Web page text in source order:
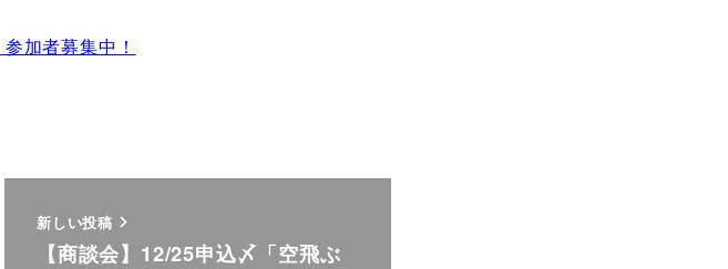
加者募集中！
新しい投稿
【商談会】12/25申込〆「空飛ぶ